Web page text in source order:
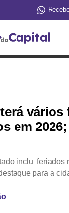
vários
em
inclui feriados
para a